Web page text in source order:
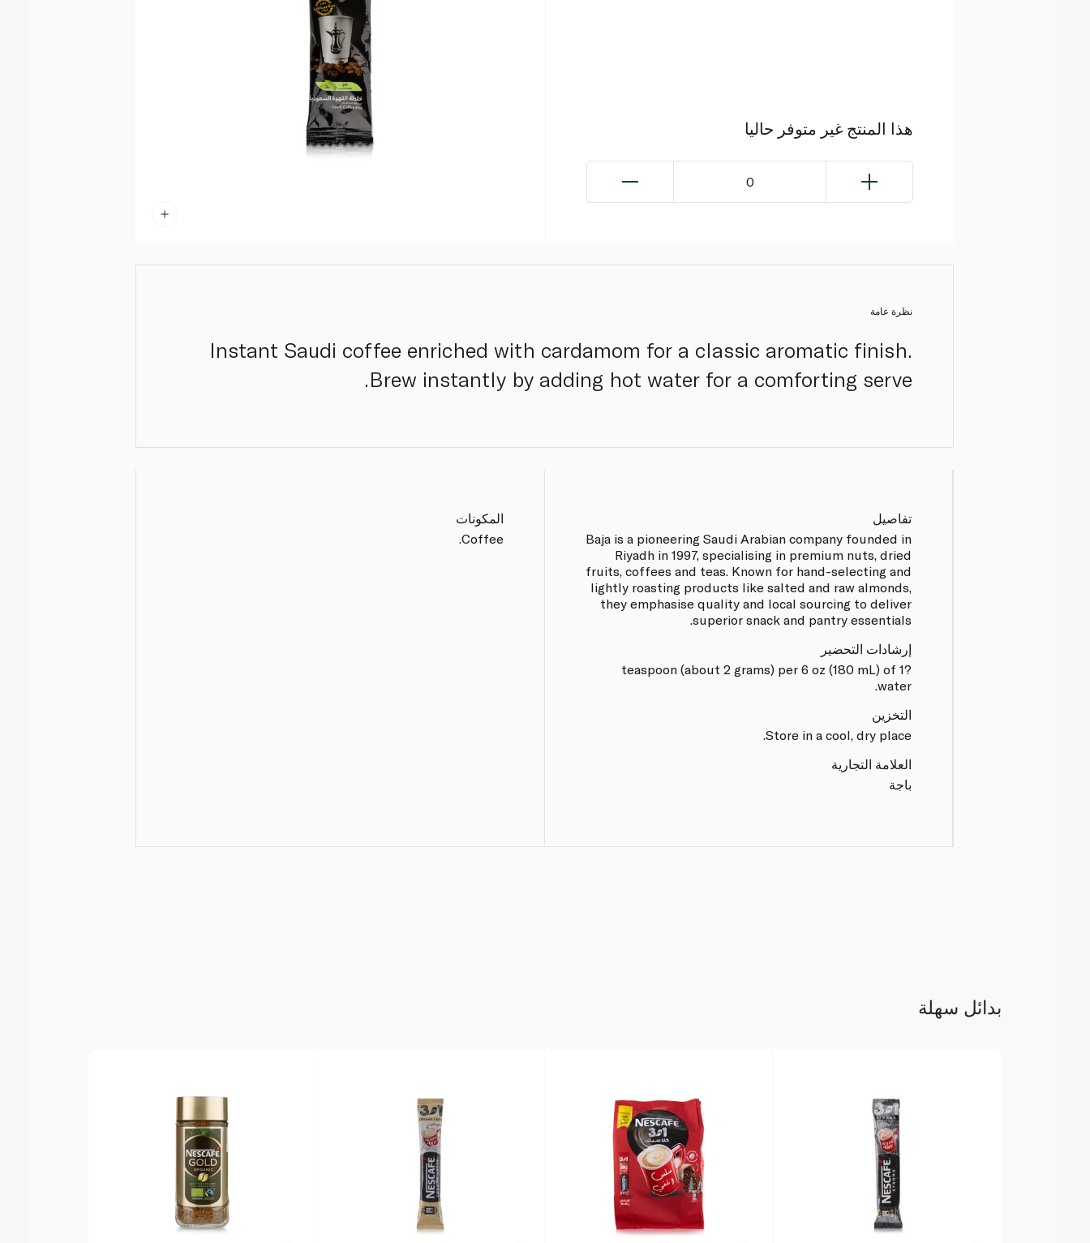
هذا المنتج غير متوفر حاليا
0
نظرة عامة
Instant Saudi coffee enriched with cardamom for a classic aromatic finish.
Brew instantly by adding hot water for a comforting serve.
تفاصيل
Baja is a pioneering Saudi Arabian company founded in
Riyadh in 1997, specialising in premium nuts, dried
fruits, coffees and teas. Known for hand-selecting and
lightly roasting products like salted and raw almonds,
they emphasise quality and local sourcing to deliver
superior snack and pantry essentials.
إرشادات التحضير
?1 teaspoon (about 2 grams) per 6 oz (180 mL) of
water.
التخزين
Store in a cool, dry place.
العلامة التجارية
باجة
المكونات
Coffee.
بدائل سهلة